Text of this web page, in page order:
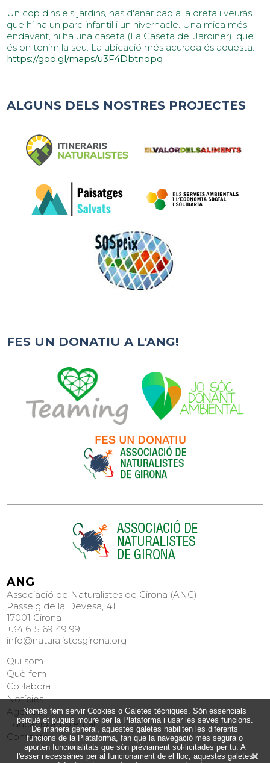
Un cop dins els jardins, has d'anar cap a la dreta i veuràs
que hi ha un parc infantil i un hivernacle. Una mica més
endavant, hi ha una caseta (La Caseta del Jardiner), que
és on tenim la seu. La ubicació més acurada és aquesta:
https://goo.gl/maps/u3F4Dbtnopq
ALGUNS DELS NOSTRES PROJECTES
FES UN DONATIU A L'ANG!
ANG
Associació de Naturalistes de Girona (ANG)
Passeig de la Devesa, 41
17001 Girona
+34 615 69 49 99
info@naturalistesgirona.org
Qui som
Què fem
Col·labora
Notícies
Agenda
Educació ambiental
Contacte
Només fem servir Cookies o Galetes tècniques. Són essencials
perquè et puguis moure per la Plataforma i usar les seves funcions.
De manera general, aquestes galetes habiliten les diferents
funcions de la Plataforma, fan que la navegació més segura o
aporten funcionalitats que són prèviament sol·licitades per tu. A
l'ésser necessàries per al funcionament de el lloc, aquestes galetes